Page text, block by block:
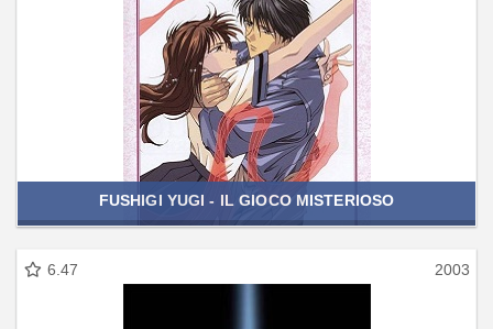
FUSHIGI YUGI - IL GIOCO MISTERIOSO
6.47 2003